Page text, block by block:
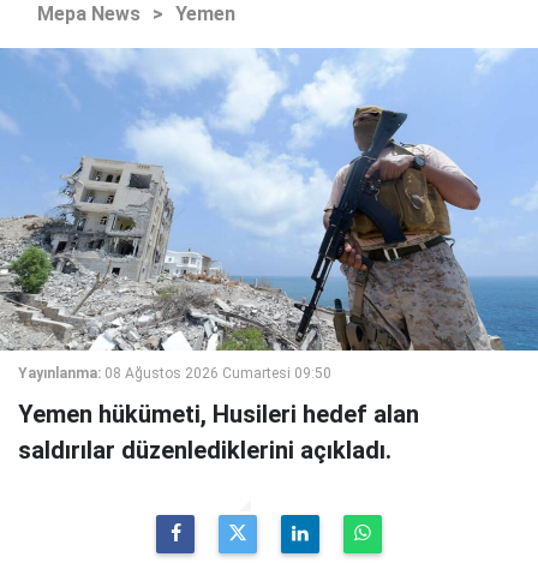
Mepa News > Yemen
Yayınlanma: 08 Ağustos 2026 Cumartesi 09:50
Yemen hükümeti, Husileri hedef alan
saldırılar düzenlediklerini açıkladı.